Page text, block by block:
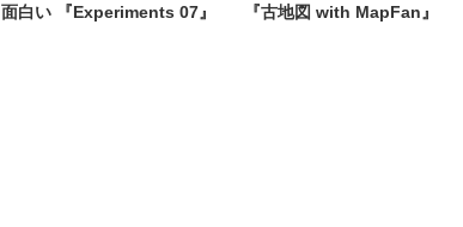
面白い 『Experiments 07』
『古地図 with MapFan』